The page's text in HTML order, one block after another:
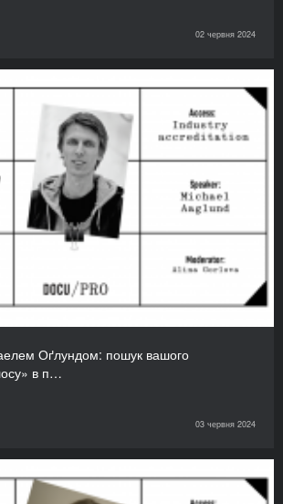
02 червня 2024
Оґлундом: пошук вашого
в п…
03 червня 2024